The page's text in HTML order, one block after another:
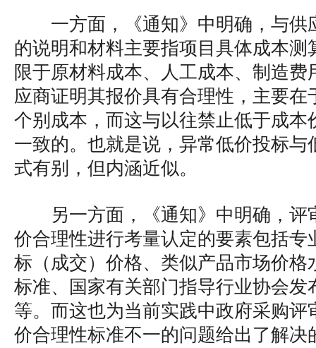
一方面，《通知》中明确，与供
的说明和材料主要指项目具体成本测
限于原材料成本、人工成本、制造费
应商证明其报价具有合理性，主要在
个别成本，而这与以往禁止低于成本
一致的。也就是说，异常低价投标与
式有别，但内涵近似。
另一方面，《通知》中明确，评
价合理性进行考量认定的要素包括专
标（成交）价格、类似产品市场价格
标准、国家有关部门指导行业协会发
等。而这也为当前实践中政府采购评
价合理性标准不一的问题给出了解决